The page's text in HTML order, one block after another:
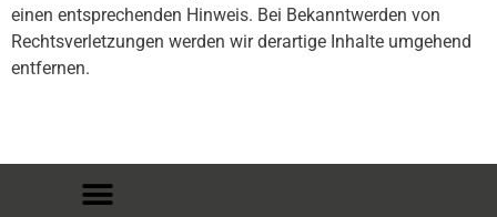
einen entsprechenden Hinweis. Bei Bekanntwerden von
Rechtsverletzungen werden wir derartige Inhalte umgehend
entfernen.